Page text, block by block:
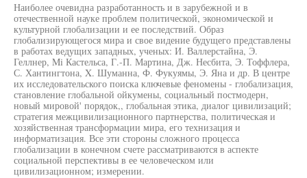
Наиболее очевидна разработанность и в зарубежной и в
отечественной науке проблем политической, экономической и
культурной глобализации и ее последствий. Образ
глобализирующегося мира и свое видение будущего представлены
в работах ведущих западных, ученых: И. Валлерстайна, Э.
Геллнер, Mi Кастельса, Г.-П. Мартина, Дж. Несбита, Э. Тоффлера,
С. Хантингтона, X. Шуманна, Ф. Фукуямы, Э. Яна и др. В центре
их исследовательского поиска ключевые феномены - глобализация,
становление глобальной ойкумены, социальный постмодерн,
новый мировой' порядок,, глобальная этика, диалог цивилизаций;
стратегия межцивилизационного партнерства, политическая и
хозяйственная трансформации мира, его технизация и
информатизация. Все эти стороны сложного процесса
глобализации в конечном счете рассматриваются в аспекте
социальной перспективы в ее человеческом или
цивилизационном; измерении.